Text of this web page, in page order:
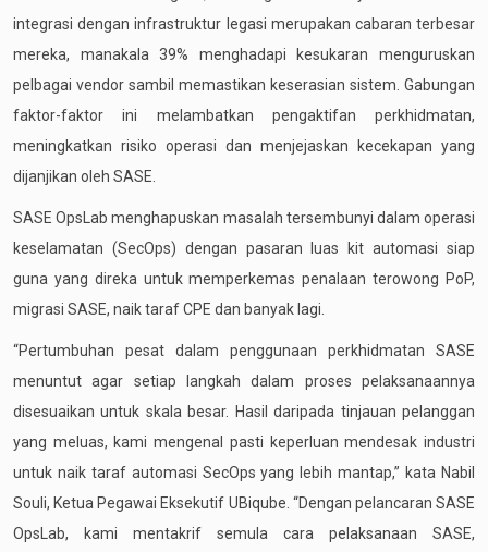
integrasi dengan infrastruktur legasi merupakan cabaran terbesar
mereka, manakala 39% menghadapi kesukaran menguruskan
pelbagai vendor sambil memastikan keserasian sistem. Gabungan
faktor-faktor ini melambatkan pengaktifan perkhidmatan,
meningkatkan risiko operasi dan menjejaskan kecekapan yang
dijanjikan oleh SASE.
SASE OpsLab menghapuskan masalah tersembunyi dalam operasi
keselamatan (SecOps) dengan pasaran luas kit automasi siap
guna yang direka untuk memperkemas penalaan terowong PoP,
migrasi SASE, naik taraf CPE dan banyak lagi.
“Pertumbuhan pesat dalam penggunaan perkhidmatan SASE
menuntut agar setiap langkah dalam proses pelaksanaannya
disesuaikan untuk skala besar. Hasil daripada tinjauan pelanggan
yang meluas, kami mengenal pasti keperluan mendesak industri
untuk naik taraf automasi SecOps yang lebih mantap,” kata Nabil
Souli, Ketua Pegawai Eksekutif UBiqube. “Dengan pelancaran SASE
OpsLab, kami mentakrif semula cara pelaksanaan SASE,